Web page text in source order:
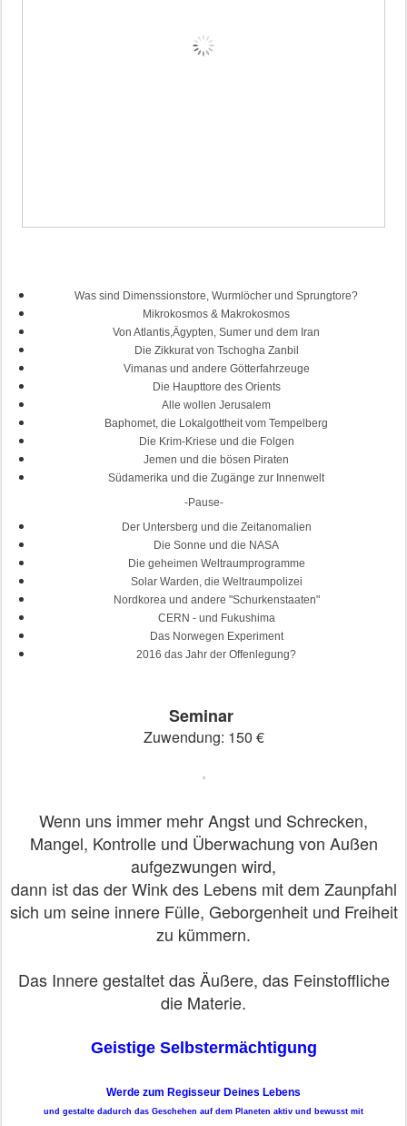
Was sind Dimenssionstore, Wurmlöcher und Sprungtore?
Mikrokosmos & Makrokosmos
Von Atlantis,Ägypten, Sumer und dem Iran
Die Zikkurat von Tschogha Zanbil
Vimanas und andere Götterfahrzeuge
Die Haupttore des Orients
Alle wollen Jerusalem
Baphomet, die Lokalgottheit vom Tempelberg
Die Krim-Kriese und die Folgen
Jemen und die bösen Piraten
Südamerika und die Zugänge zur Innenwelt
-Pause-
Der Untersberg und die Zeitanomalien
Die Sonne und die NASA
Die geheimen Weltraumprogramme
Solar Warden, die Weltraumpolizei
Nordkorea und andere "Schurkenstaaten"
CERN - und Fukushima
Das Norwegen Experiment
2016 das Jahr der Offenlegung?
Seminar
Zuwendung: 150 €
Wenn uns immer mehr Angst und Schrecken,
Mangel, Kontrolle und Überwachung von Außen
aufgezwungen wird,
dann ist das der Wink des Lebens mit dem Zaunpfahl
sich um seine innere Fülle, Geborgenheit und Freiheit
zu kümmern.
Das Innere gestaltet das Äußere, das Feinstoffliche
die Materie.
Geistige Selbstermächtigung
Werde zum Regisseur Deines Lebens
und gestalte dadurch das Geschehen auf dem Planeten aktiv und bewusst mit